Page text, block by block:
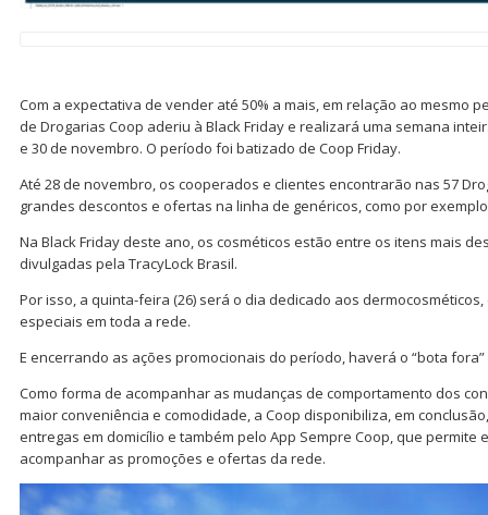
Com a expectativa de vender até 50% a mais, em relação ao mesmo
de Drogarias Coop aderiu à Black Friday e realizará uma semana
e 30 de novembro. O período foi batizado de Coop Friday.
Até 28 de novembro, os cooperados e clientes encontrarão nas 57
grandes descontos e ofertas na linha de genéricos, como por
Na Black Friday deste ano, os cosméticos estão entre os itens mais
divulgadas pela TracyLock Brasil.
Por isso, a quinta-feira (26) será o dia dedicado aos
especiais em toda a rede.
E encerrando as ações promocionais do período, haverá o “bota fora”
Como forma de acompanhar as mudanças de comportamento dos
maior conveniência e comodidade, a Coop disponibiliza, em
entregas em domicílio e também pelo App Sempre Coop, que permite
acompanhar as promoções e ofertas da rede.